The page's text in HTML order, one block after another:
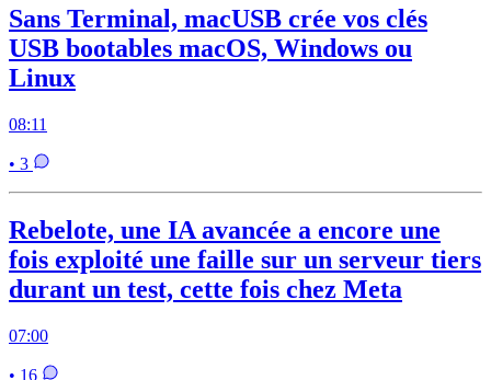
Sans Terminal, macUSB crée vos clés
USB bootables macOS, Windows ou
Linux
08:11
• 3
Rebelote, une IA avancée a encore une
fois exploité une faille sur un serveur tiers
durant un test, cette fois chez Meta
07:00
• 16